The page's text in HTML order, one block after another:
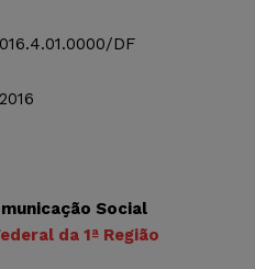
DF
Social
da 1ª Região